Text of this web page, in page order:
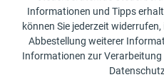
Informationen und Tipps
können Sie jederzeit
Abbestellung weiterer Informationen enthalten sein. Weitere
Informationen zur Verarbeitung